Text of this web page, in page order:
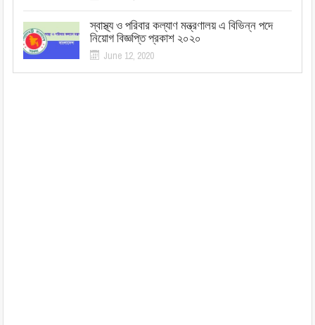
স্বাস্থ্য ও পরিবার কল্যাণ মন্ত্রণালয় এ বিভিন্ন পদে
নিয়োগ বিজ্ঞপ্তি প্রকাশ ২০২০
June 12, 2020